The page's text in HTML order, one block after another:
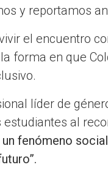
y reportamos
el encuentro
forma en que
líder de
estudiantes al
fenómeno